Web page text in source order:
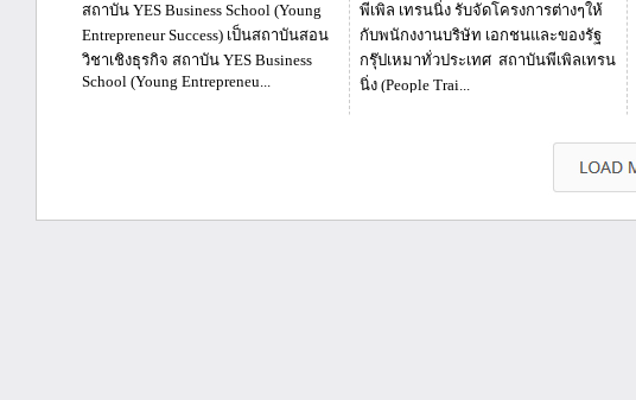
สถาบัน YES Business School (Young
Entrepreneur Success) เป็นสถาบันสอน
วิชาเชิงธุรกิจ สถาบัน YES Business
School (Young Entrepreneu...
พีเพิล เทรนนิ่ง รับจัดโครงการต่างๆให้
กับพนักงงานบริษัท เอกชนและของรัฐ
กรุ๊ปเหมาทั่วประเทศ สถาบันพีเพิลเทรน
นิ่ง (People Trai...